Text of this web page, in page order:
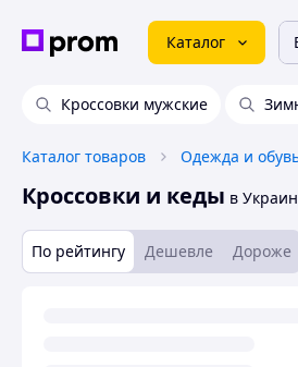
Каталог
Кроссовки мужские
Каталог товаров Одежда и
Кроссовки и кеды в
По рейтингу Дешевле Дороже